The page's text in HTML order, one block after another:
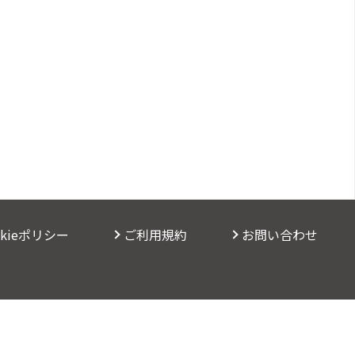
ポリシー ご利用規約 お問い合わせ